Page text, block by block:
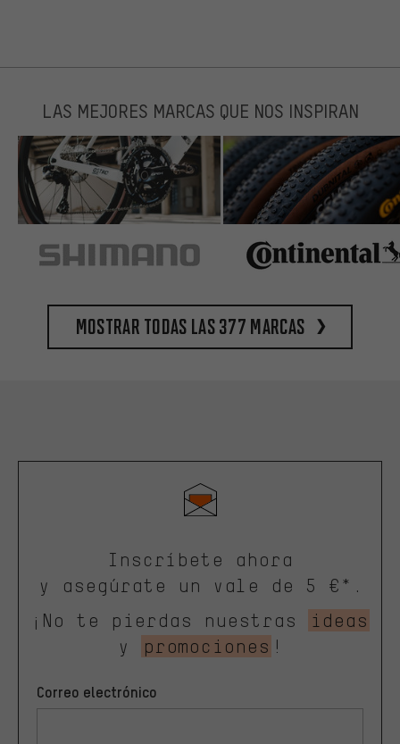
LAS MEJORES MARCAS QUE NOS INSPIRAN
Mostrar todas las 377 marcas
Inscríbete ahora
y asegúrate un vale de 5 €*.
¡No te pierdas nuestras
ideas
y
promociones !
Correo electrónico